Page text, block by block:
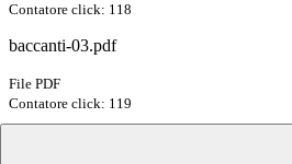
Contatore click: 118
baccanti-03.pdf
File PDF
Contatore click: 119